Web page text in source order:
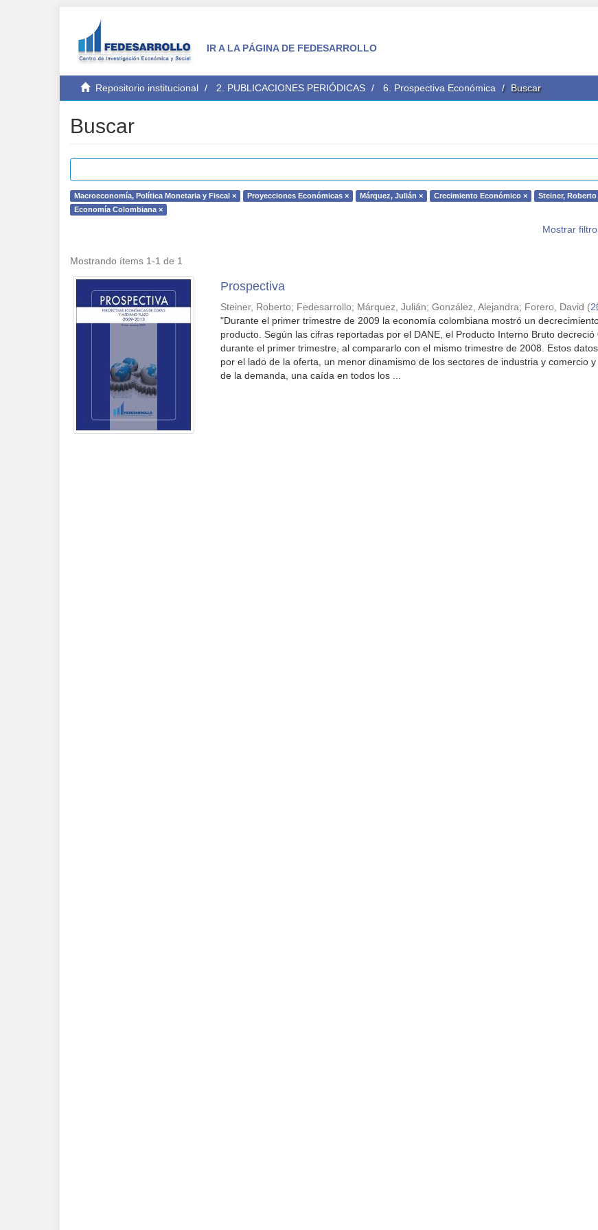
IR A LA PÁGINA DE FEDESARROLLO
Repositorio institucional 2. PUBLICACIONES PERIÓDICAS 6. Prospectiva Económica Buscar
Buscar
Macroeconomía, Política Monetaria y Fiscal × Proyecciones Económicas × Márquez, Julián × Crecimiento Económico ×
Steiner, Roberto
Economía Colombiana ×
Mostrar
Mostrando ítems 1-1 de 1
Prospectiva
Steiner, Roberto; Fedesarrollo; Márquez, Julián;González, Alejandra; Forero, David (
"Durante el primer trimestre de 2009 la economía colombiana mostró un
producto. Según las cifras reportadas por el DANE, el Producto Interno Bruto decreció
durante el primer trimestre, al compararlo con el mismo trimestre de 2008. Estos datos
por el lado de la oferta, un menor dinamismo de los sectores de industria y comercio
de la demanda, una caída en todos los ...